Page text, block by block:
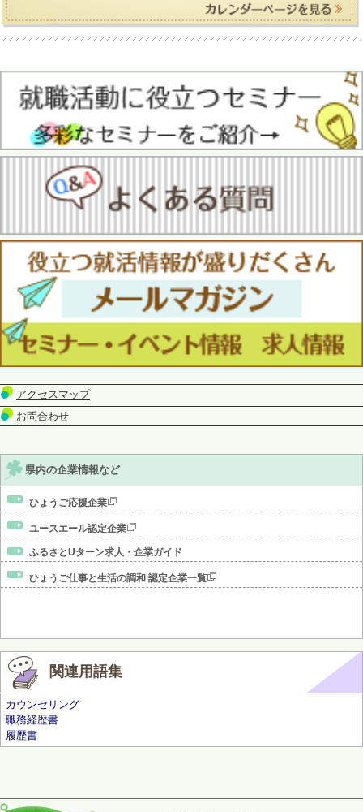
アクセスマップ
お問合わせ
県内の企業情報など
ひょうご応援企業
ユースエール認定企業
ふるさとUターン求人・企業ガイド
ひょうご仕事と生活の調和 認定企業一覧
関連用語集
カウンセリング
職務経歴書
履歴書